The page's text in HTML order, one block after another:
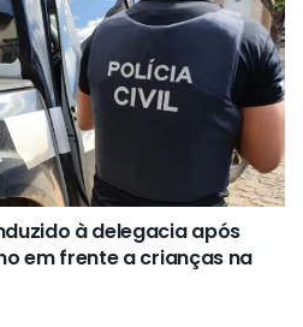
à delegacia após
em frente a crianças na